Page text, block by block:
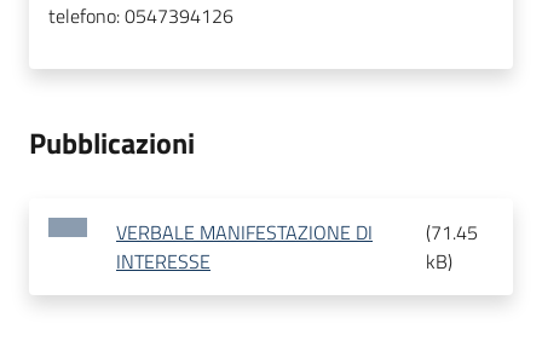
telefono:0547394126
Pubblicazioni
VERBALE MANIFESTAZIONE DI
INTERESSE
(71.45
kB)